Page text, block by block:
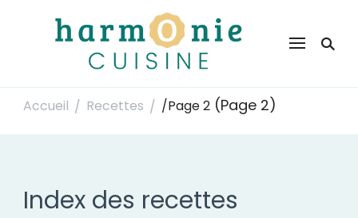
Harmonie Cuisine
Accueil / Recettes / /Page 2 (Page 2)
Index des recettes